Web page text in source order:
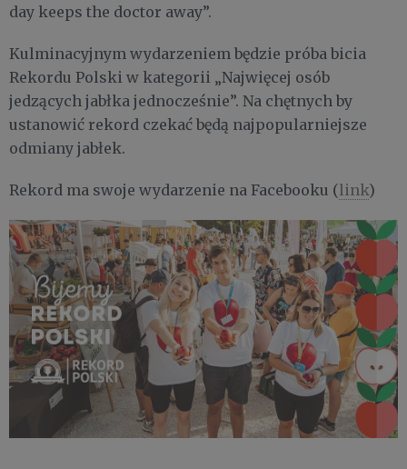
day keeps the doctor away”.
Kulminacyjnym wydarzeniem będzie próba bicia
Rekordu Polski w kategorii „Najwięcej osób
jedzących jabłka jednocześnie”. Na chętnych by
ustanowić rekord czekać będą najpopularniejsze
odmiany jabłek.
Rekord ma swoje wydarzenie na Facebooku (link)